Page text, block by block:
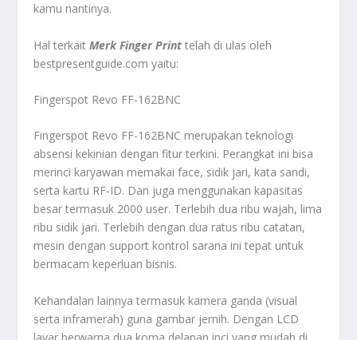
kamu nantinya.
Hal terkaitMerk Finger Print telah di ulas oleh
bestpresentguide.com yaitu:
Fingerspot Revo FF-162BNC
Fingerspot Revo FF-162BNC merupakan teknologi
absensi kekinian dengan fitur terkini. Perangkat ini bisa
merinci karyawan memakai face, sidik jari, kata sandi,
serta kartu RF-ID. Dan juga menggunakan kapasitas
besar termasuk 2000 user. Terlebih dua ribu wajah, lima
ribu sidik jari. Terlebih dengan dua ratus ribu catatan,
mesin dengan support kontrol sarana ini tepat untuk
bermacam keperluan bisnis.
Kehandalan lainnya termasuk kamera ganda (visual
serta inframerah) guna gambar jernih. Dengan LCD